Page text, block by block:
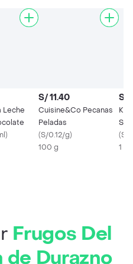
Leche
)
S/ 11.40
Cuisine&Co Pecanas
Peladas
(S/0.12/g)
100 g
S/
(S/
1 X
Frugos Del
de Durazno